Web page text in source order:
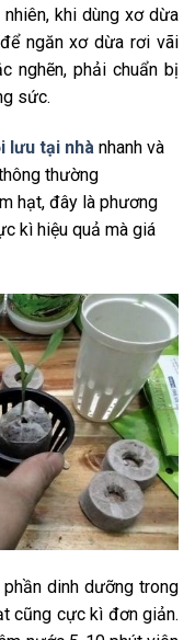
khi dùng xơ dừa
ngăn xơ dừa rơi vãi
nghẽn, phải chuẩn bị
sức.
lưu tại nhà nhanh và
thường
hạt, đây là phương
kì hiệu quả mà giá
dinh dưỡng trong
cũng cực kì đơn giản.